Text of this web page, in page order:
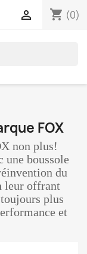
shopping_cart (0)

FOX
non plus!
une boussole
du
leur offrant
plus
et